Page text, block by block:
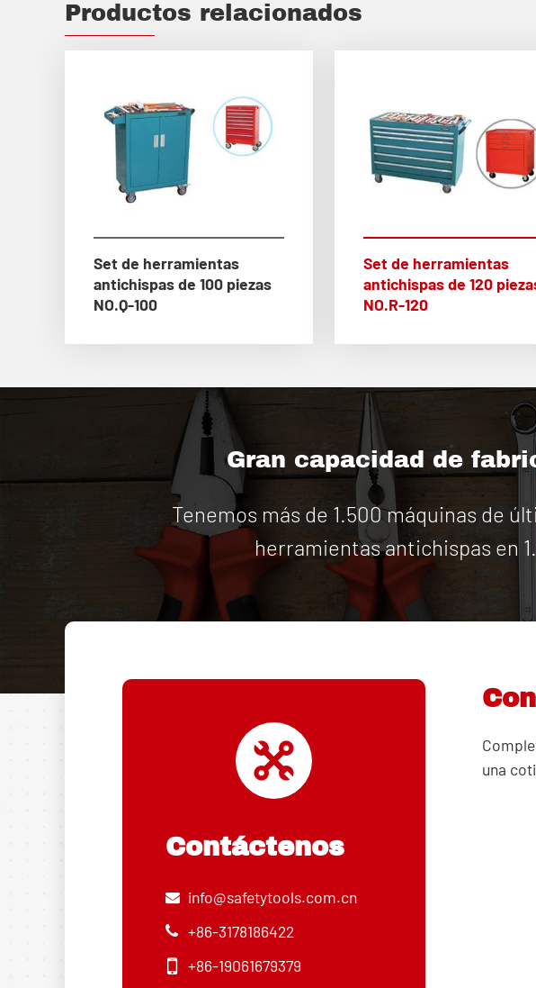
Productos relacionados
Set de herramientas
antichispas de 100 piezas
NO.Q-100
Set de herramientas
antichispas de 120
NO.R-120
Gran capacidad de
Tenemos más de 1.500 máquinas de
herramientas antichispas en
Contáctenos
info@safetytools.com.cn
+86-3178186422
+86-19061679379
una